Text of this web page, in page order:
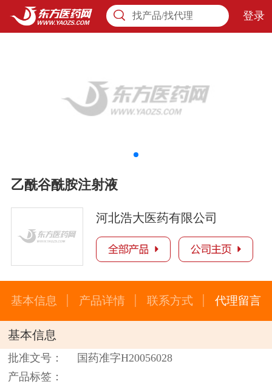
找产品/找代理 登录
乙酰谷酰胺注射液
河北浩大医药有限公司
基本信息 产品详情 联系方式 代理留言
基本信息
批准文号：
国药准字H20056028
产品标签：